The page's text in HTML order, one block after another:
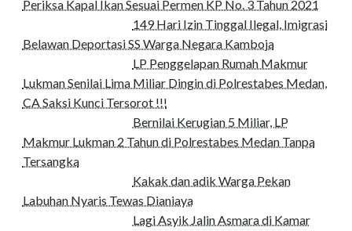
Periksa Kapal Ikan Sesuai Permen KP No. 3 Tahun 2021
149 Hari Izin Tinggal Ilegal, Imigrasi
Belawan Deportasi SS Warga Negara Kamboja
LP Penggelapan Rumah Makmur
Lukman Senilai Lima Miliar Dingin di Polrestabes Medan,
CA Saksi Kunci Tersorot !!!
Bernilai Kerugian 5 Miliar, LP
Makmur Lukman 2 Tahun di Polrestabes Medan Tanpa
Tersangka
Kakak dan adik Warga Pekan
Labuhan Nyaris Tewas Dianiaya
Lagi Asyik Jalin Asmara di Kamar